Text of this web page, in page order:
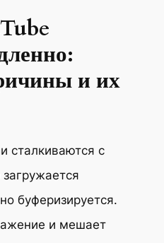
и их
сталкиваются с
буферизируется.
и мешает